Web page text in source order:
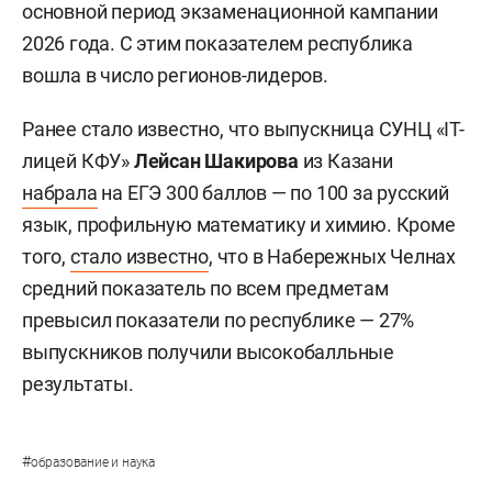
основной период экзаменационной кампании
2026 года. С этим показателем республика
вошла в число регионов-лидеров.
Ранее стало известно, что выпускница СУНЦ «IT-
лицей КФУ»Лейсан Шакирова из Казани
набрала на ЕГЭ 300 баллов — по 100 за русский
язык, профильную математику и химию. Кроме
того, стало известно, что в Набережных Челнах
средний показатель по всем предметам
превысил показатели по республике — 27%
выпускников получили высокобалльные
результаты.
#образование и наука